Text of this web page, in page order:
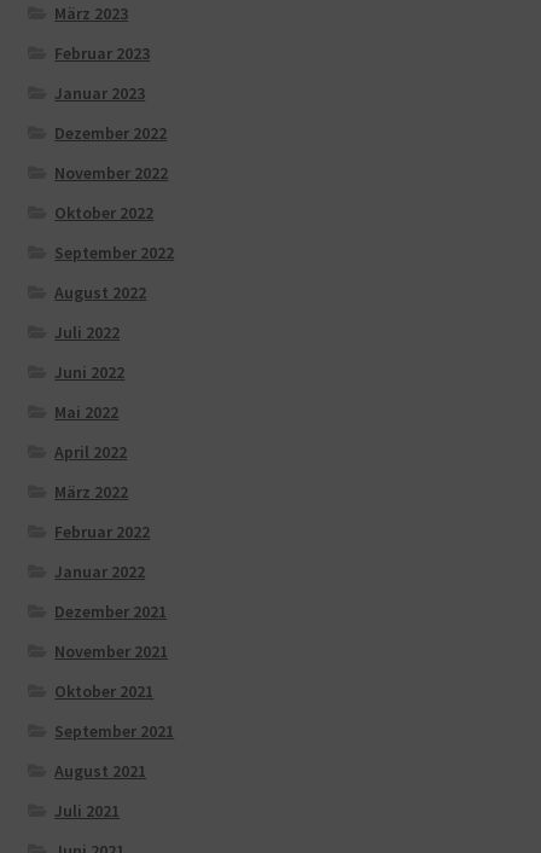
März 2023
Februar 2023
Januar 2023
Dezember 2022
November 2022
Oktober 2022
September 2022
August 2022
Juli 2022
Juni 2022
Mai 2022
April 2022
März 2022
Februar 2022
Januar 2022
Dezember 2021
November 2021
Oktober 2021
September 2021
August 2021
Juli 2021